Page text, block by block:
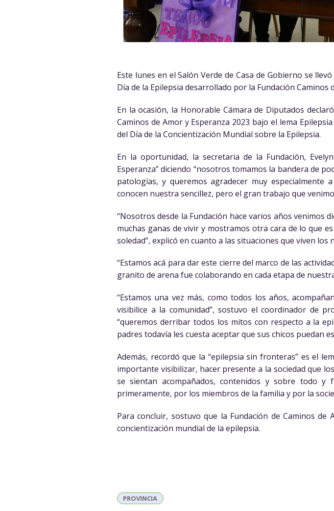
Este lunes en el Salón Verde de Casa de Gobierno se
Día de la Epilepsia desarrollado por la Fundación Caminos
En la ocasión, la Honorable Cámara de Diputados
Caminos de Amor y Esperanza 2023 bajo el lema
del Día de la Concientización Mundial sobre la Epilepsia.
En la oportunidad, la secretaria de la Fundación,
Esperanza” diciendo “nosotros tomamos la bandera de
patologías, y queremos agradecer muy especialmente
conocen nuestra sencillez, pero el gran trabajo que
“Nosotros desde la Fundación hace varios años venimos
muchas ganas de vivir y mostramos otra cara de lo que
soledad”, explicó en cuanto a las situaciones que viven los
“Estamos acá para dar este cierre del marco de las
granito de arena fue colaborando en cada etapa de
“Estamos una vez más, como todos los años,
visibilice a la comunidad”, sostuvo el coordinador de
“queremos derribar todos los mitos con respecto a la
padres todavía les cuesta aceptar que sus chicos puedan
Además, recordó que la “epilepsia sin fronteras” es el
importante visibilizar, hacer presente a la sociedad que
se sientan acompañados, contenidos y sobre todo y
primeramente, por los miembros de la familia y por la
Para concluir, sostuvo que la Fundación de Caminos
concientización mundial de la epilepsia.
PROVINCIA